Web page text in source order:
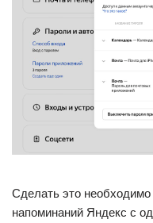
Сделать это необходимо
напоминаний Яндекс с